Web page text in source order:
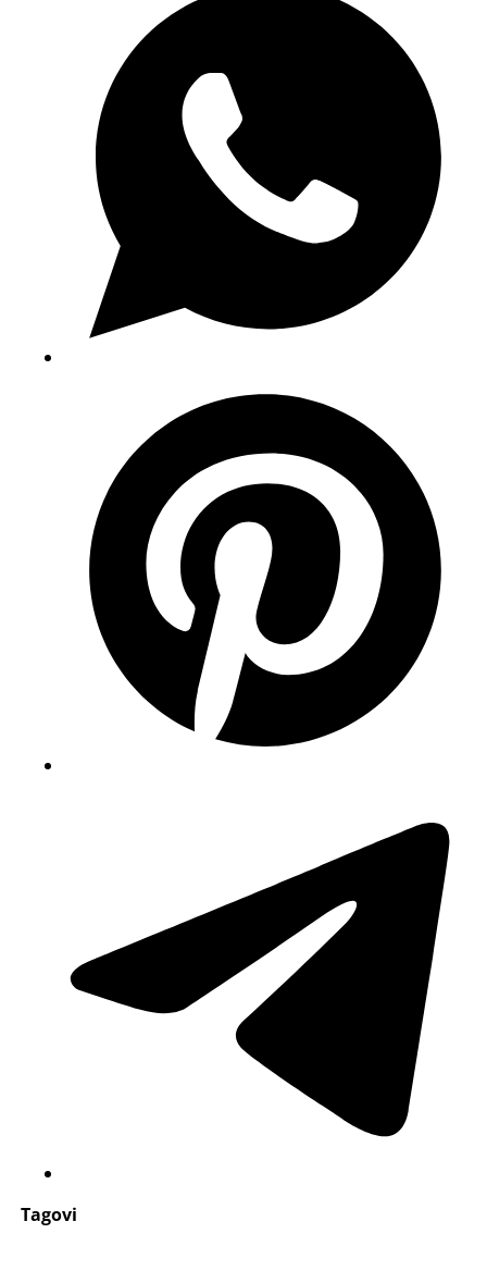
Tagovi